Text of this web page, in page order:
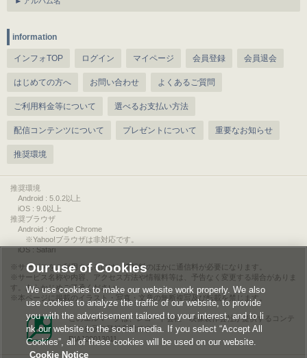
information
インフォTOP ログイン マイページ 会員登録 会員退会
はじめての方へ お問い合わせ よくあるご質問
ご利用料金等について 選べるお支払い方法
配信コンテンツについて プレゼントについて 重要なお知らせ
推奨環境
推奨環境
Android : 5.0.2以上
iOS : 9.0以上
推奨ブラウザ
Android : Google Chrome
※Yahoo!ブラウザは非対応です。
iOS : Safari
サービスをご利用されるには、情報料のほかに通信料が必要になります。
サービス名称や内容、アクセス方法や情報料等は、予告なく変更する場合がありま
す。あらかじめご了承ください。
本ページに掲載のイラスト・写真・文章の無断複写及び転載を禁じます。
このエルマークは、レコード会社・映像製作会社が提供するコンテ
ンツを示す登録商標です。
RIAJ00013011
Our use of Cookies
We use cookies to make our website work properly. We also
use cookies to analyze the traffic of our website, to provide
you with the advertisement tailored to your interest, and to li
nk our website to the social media. If you select “Accept All
Cookies”, all of these cookies will be used on our website.
Cookie Notice